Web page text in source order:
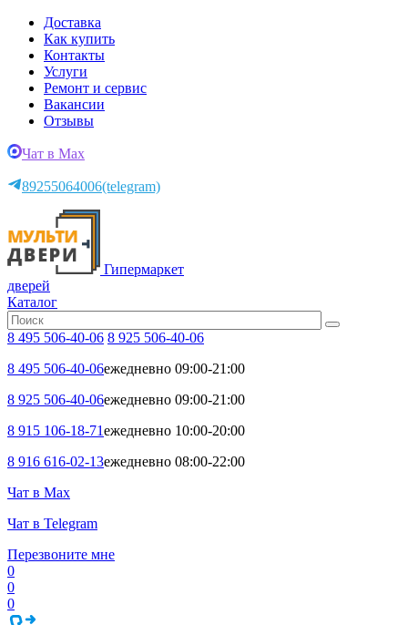
Доставка
Как купить
Контакты
Услуги
Ремонт и сервис
Вакансии
Отзывы
Чат в Max
89255064006(telegram)
Гипермаркет
дверей
Каталог
8 495 506-40-06 8 925 506-40-06
8 495 506-40-06ежедневно 09:00-21:00
8 925 506-40-06ежедневно 09:00-21:00
8 915 106-18-71ежедневно 10:00-20:00
8 916 616-02-13ежедневно 08:00-22:00
Чат в Max
Чат в Telegram
Перезвоните мне
0
0
0